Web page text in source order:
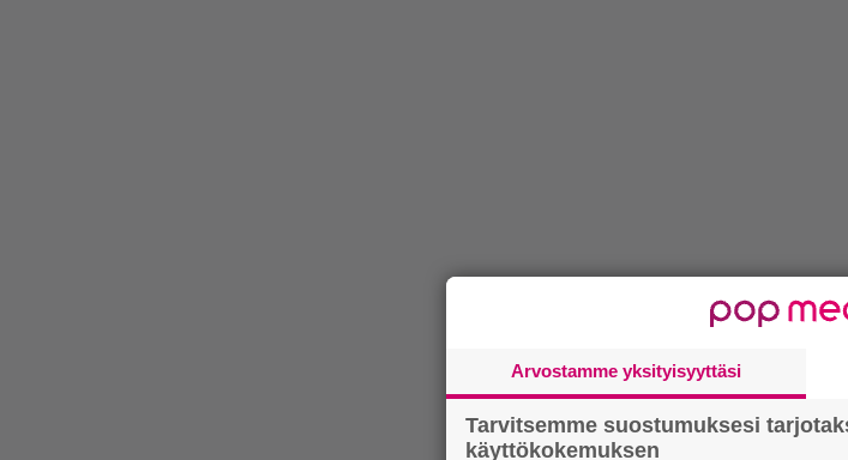
Arvostamme yksityisyyttäsi
Tarvitsemme suostumuksesi
käyttökokemuksen